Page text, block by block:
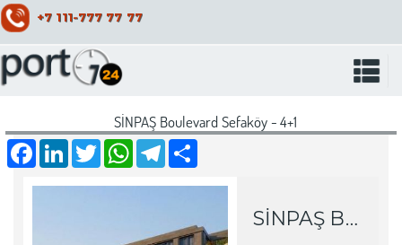
+7 111-777 77 77
SİNPAŞ Boulevard Sefaköy - 4+1
FacebookLinkedInTwitter WhatsAppTelegram
SİNPAŞ BOULEVARD SEFAKÖY